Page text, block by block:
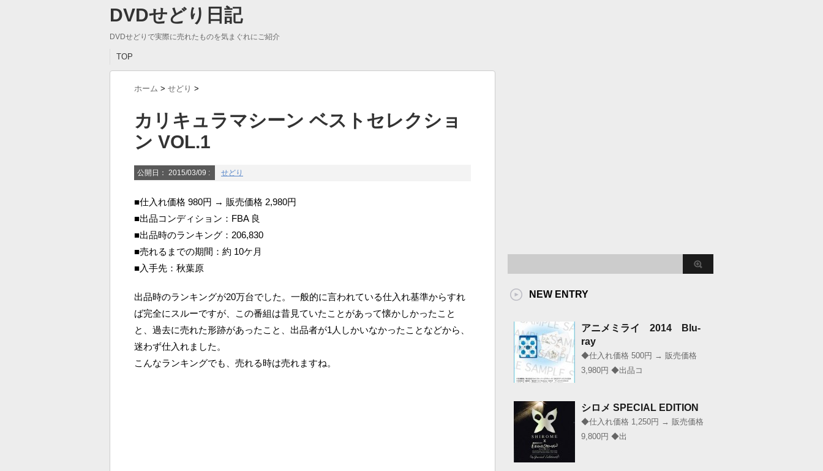
DVDせどり日記
DVDせどりで実際に売れたものを気まぐれにご紹介
TOP
ホーム > せどり >
カリキュラマシーン ベストセレクショ
ン VOL.1
公開日： 2015/03/09 : せどり
■仕入れ価格 980円 → 販売価格 2,980円
■出品コンディション：FBA 良
■出品時のランキング：206,830
■売れるまでの期間：約 10ケ月
■入手先：秋葉原
出品時のランキングが20万台でした。一般的に言われている仕入れ基準からすれ
ば完全にスルーですが、この番組は昔見ていたことがあって懐かしかったこと
と、過去に売れた形跡があったこと、出品者が1人しかいなかったことなどから、
迷わず仕入れました。
こんなランキングでも、売れる時は売れますね。
NEW ENTRY
アニメミライ 2014 Blu-
ray
◆仕入れ価格 500円 → 販売価格
3,980円 ◆出品コ
シロメ SPECIAL EDITION
◆仕入れ価格 1,250円 → 販売価格
9,800円 ◆出